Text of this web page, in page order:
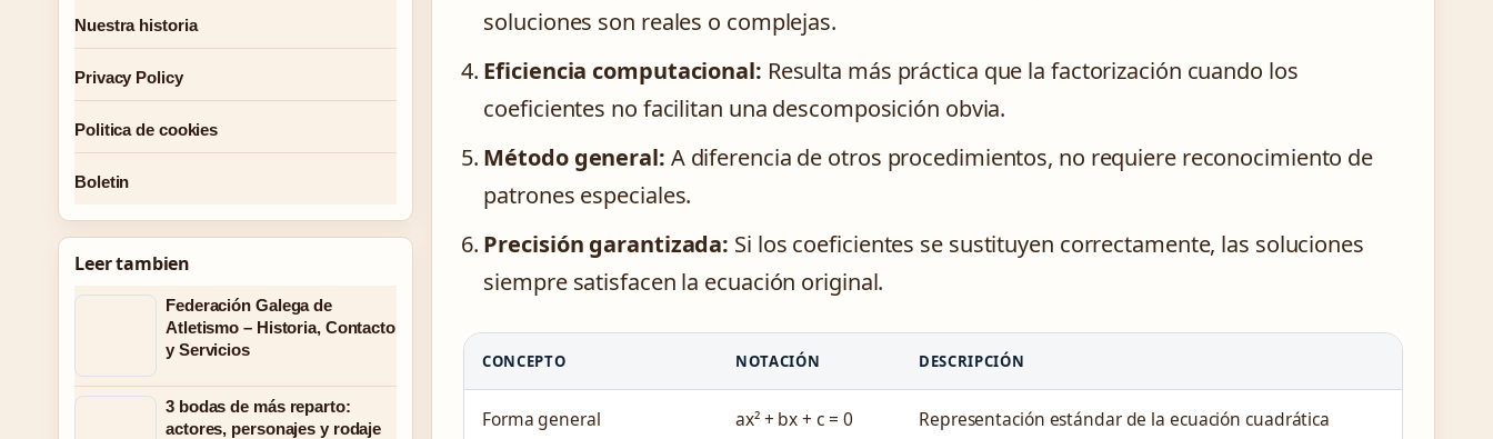
soluciones son reales o complejas.
Eficiencia computacional: Resulta más práctica que la factorización cuando los
coeficientes no facilitan una descomposición obvia.
Método general: A diferencia de otros procedimientos, no requiere reconocimiento de
patrones especiales.
Precisión garantizada: Si los coeficientes se sustituyen correctamente, las soluciones
siempre satisfacen la ecuación original.
CONCEPTO NOTACIÓN DESCRIPCIÓN
Forma general ax² + bx + c = 0 Representación estándar de la ecuación cuadrática
Nuestra historia
Privacy Policy
Politica de cookies
Boletin
Leer tambien
Federación Galega de
Atletismo – Historia, Contacto
y Servicios
3 bodas de más reparto:
actores, personajes y rodaje